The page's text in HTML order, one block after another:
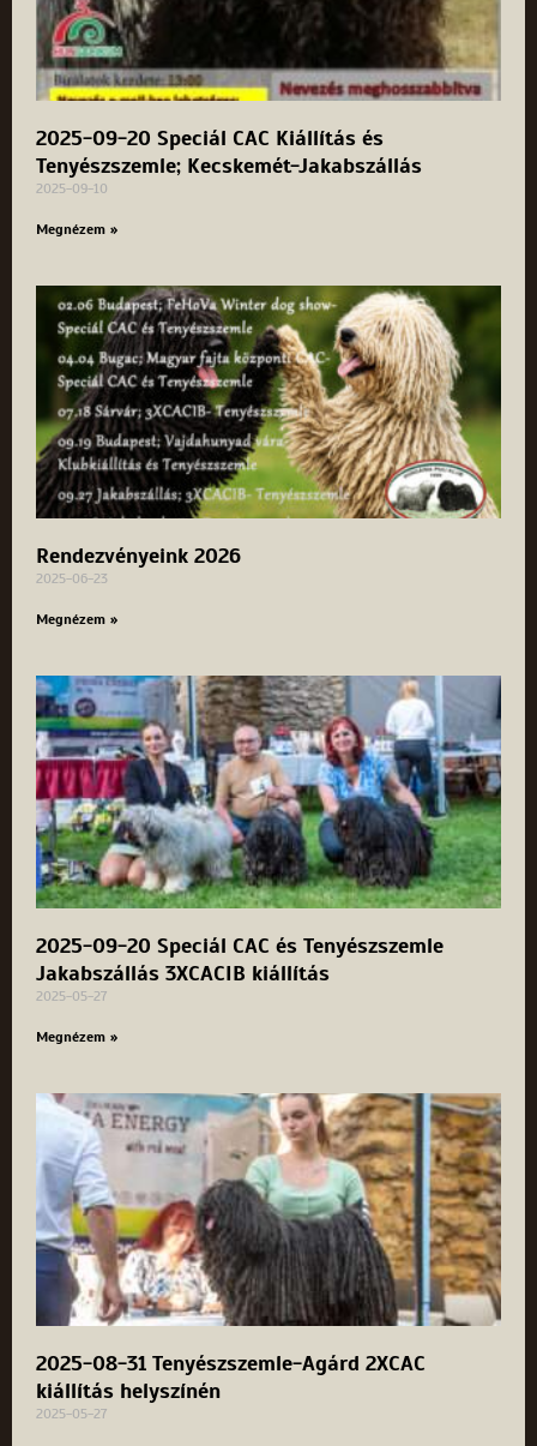
2025-09-20 Speciál CAC Kiállítás és
Tenyészszemle; Kecskemét-Jakabszállás
2025-09-10
Megnézem »
Rendezvényeink 2026
2025-06-23
Megnézem »
2025-09-20 Speciál CAC és Tenyészszemle
Jakabszállás 3XCACIB kiállítás
2025-05-27
Megnézem »
2025-08-31 Tenyészszemle-Agárd 2XCAC
kiállítás helyszínén
2025-05-27